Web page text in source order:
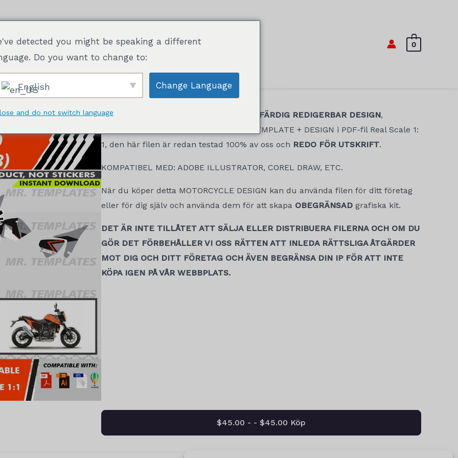
färdig att trycka Förpackningar Om 0
Detta är en KTM DUKE 690 (2012-2018) FÄRDIG REDIGERBAR DESIGN,
nedladdningen inkluderar CUT PATH TEMPLATE + DESIGN i PDF-fil Real Scale 1:
1, den här filen är redan testad 100% av oss och REDO FÖR UTSKRIFT.
KOMPATIBEL MED: ADOBE ILLUSTRATOR, COREL DRAW, ETC.
När du köper detta MOTORCYCLE DESIGN kan du använda filen för ditt företag
eller för dig själv och använda dem för att skapa OBEGRÄNSADgrafiska kit.
DET ÄR INTE TILLÅTET ATT SÄLJA ELLER DISTRIBUERA FILERNA OCH OM DU
GÖR DET FÖRBEHÅLLER VI OSS RÄTTEN ATT INLEDA RÄTTSLIGA ÅTGÄRDER
MOT DIG OCH DITT FÖRETAG OCH ÄVEN BEGRÄNSA DIN IP FÖR ATT INTE
KÖPA IGEN PÅ VÅR WEBBPLATS.
$45.00 - - $45.00 Köp
detected you might be speaking a different
Do you want to change to:
English Change Language
and do not switch language